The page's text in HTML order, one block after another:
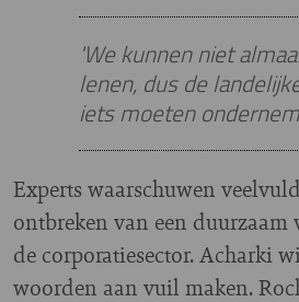
'We kunnen niet
lenen, dus de
iets moeten
Experts waarschuwen
ontbreken van een
de corporatiesector. Acharki
woorden aan vuil maken.